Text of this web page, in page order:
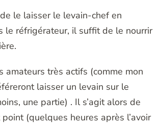
le laisser le levain-chef en
le réfrigérateur, il suffit de le nourrir
amateurs très actifs (comme mon
laisser un levain sur le
une partie) . Il s’agit alors de
(quelques heures après l’avoir